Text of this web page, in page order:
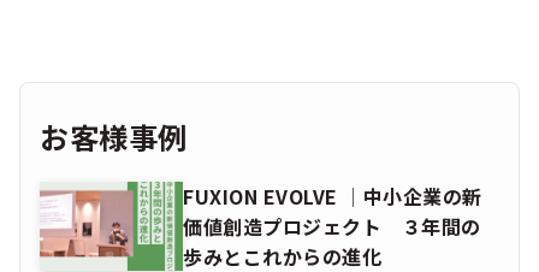
お客様事例
FUXION EVOLVE │中小企業の新
価値創造プロジェクト ３年間の
歩みとこれからの進化